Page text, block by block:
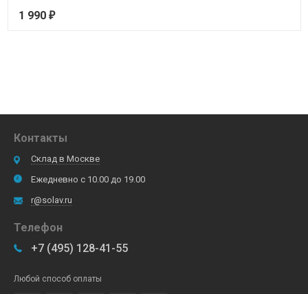
1 990 ₽
Контакты
Склад в Москве
Ежедневно с 10.00 до 19.00
r@solav.ru
Телефон
+7 (495) 128-41-55
Любой способ оплаты